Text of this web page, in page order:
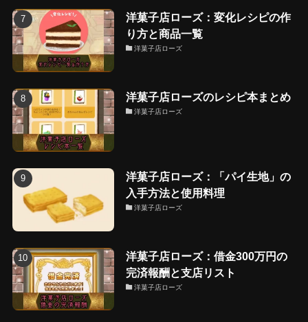
洋菓子店ローズ：変化レシピの作
り方と商品一覧
洋菓子店ローズ
洋菓子店ローズのレシピ本まとめ
洋菓子店ローズ
洋菓子店ローズ：「パイ生地」の
入手方法と使用料理
洋菓子店ローズ
洋菓子店ローズ：借金300万円の
完済報酬と支店リスト
洋菓子店ローズ